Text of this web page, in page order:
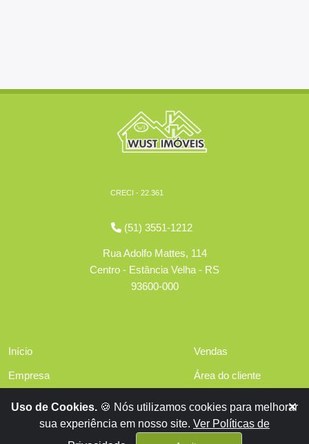
CRECI - 22.361
(51) 3551-1212
Rua Adolfo Mattes, 114
Centro - Estância Velha - RS
93600-000
Início
Empresa
Financiamentos
Vendas
Área do cliente
Contato
Uso de Cookies. 🍪 Nós utilizamos cookies para melhorar
sua experiência em nosso site. Ver Políticas de